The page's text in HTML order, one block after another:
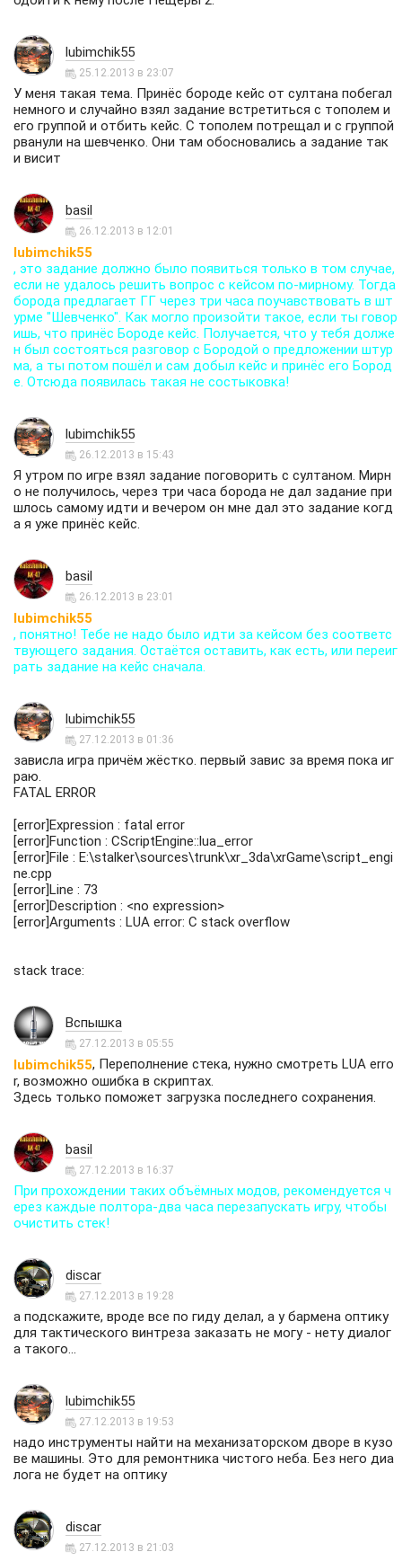
lubimchik55
25.12.2013 в 23:07
У меня такая тема. Принёс бороде кейс от султана побегал
немного и случайно взял задание встретиться с тополем и
его группой и отбить кейс. С тополем потрещал и с группой
рванули на шевченко. Они там обосновались а задание так
и висит
basil
26.12.2013 в 12:01
lubimchik55
, это задание должно было появиться только в том случае,
если не удалось решить вопрос с кейсом по-мирному. Тогда
борода предлагает ГГ через три часа поучавствовать в шт
урме "Шевченко". Как могло произойти такое, если ты говор
ишь, что принёс Бороде кейс. Получается, что у тебя долже
н был состояться разговор с Бородой о предложении штур
ма, а ты потом пошёл и сам добыл кейс и принёс его Бород
е. Отсюда появилась такая не состыковка!
lubimchik55
26.12.2013 в 15:43
Я утром по игре взял задание поговорить с султаном. Мирн
о не получилось, через три часа борода не дал задание при
шлось самому идти и вечером он мне дал это задание когд
а я уже принёс кейс.
basil
26.12.2013 в 23:01
lubimchik55
, понятно! Тебе не надо было идти за кейсом без соответс
твующего задания. Остаётся оставить, как есть, или переиг
рать задание на кейс сначала.
lubimchik55
27.12.2013 в 01:36
зависла игра причём жёстко. первый завис за время пока иг
раю.
FATAL ERROR
[error]Expression : fatal error
[error]Function : CScriptEngine::lua_error
[error]File : E:\stalker\sources\trunk\xr_3da\xrGame\script_engi
ne.cpp
[error]Line : 73
[error]Description : <no expression>
[error]Arguments : LUA error: C stack overflow
stack trace:
Вспышка
27.12.2013 в 05:55
lubimchik55, Переполнение стека, нужно смотреть LUA erro
r, возможно ошибка в скриптах.
Здесь только поможет загрузка последнего сохранения.
basil
27.12.2013 в 16:37
При прохождении таких объёмных модов, рекомендуется ч
ерез каждые полтора-два часа перезапускать игру, чтобы
очистить стек!
discar
27.12.2013 в 19:28
а подскажите, вроде все по гиду делал, а у бармена оптику
для тактического винтреза заказать не могу - нету диалог
а такого...
lubimchik55
27.12.2013 в 19:53
надо инструменты найти на механизаторском дворе в кузо
ве машины. Это для ремонтника чистого неба. Без него диа
лога не будет на оптику
discar
27.12.2013 в 21:03